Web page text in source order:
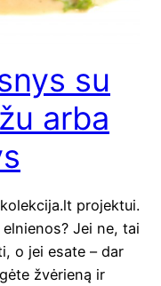
su
arba
pro­jek­tui.
Jei ne, tai
o jei esa­te – dar
žvė­rie­ną ir